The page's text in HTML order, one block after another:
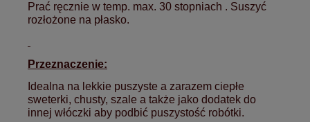
Prać ręcznie w temp. max. 30 stopniach . Suszyć
rozłożone na płasko.
Przeznaczenie:
Idealna na lekkie puszyste a zarazem ciepłe
sweterki, chusty, szale a także jako dodatek do
innej włóczki aby podbić puszystość robótki.